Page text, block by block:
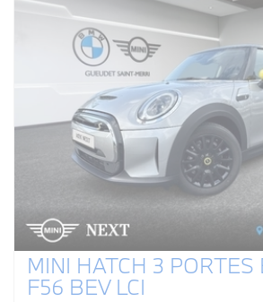
MINI HATCH 3 PORTES
F56 BEV LCI